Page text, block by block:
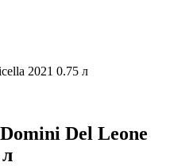
2021 0.75 л
Del Leone